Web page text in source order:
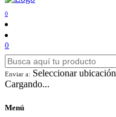
0
0
Enviar a: Seleccionar ubicación
Cargando...
Menú